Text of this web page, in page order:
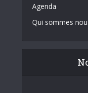
Agenda
Qui sommes